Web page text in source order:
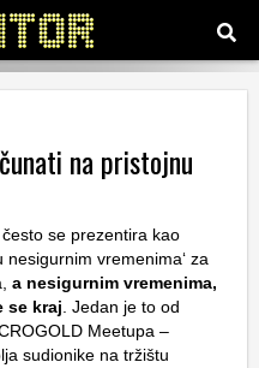
na pristojnu
se prezentira kao
nesigurnim vremenima‘ za
a nesigurnim vremenima,
se kraj . Jedan je to od
Meetupa –
sudionike na tržištu